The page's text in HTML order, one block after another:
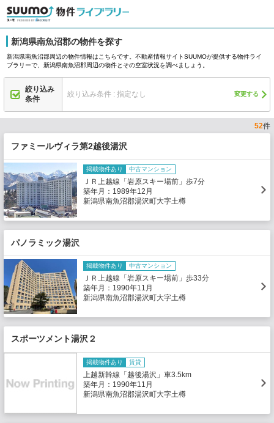
新潟県南魚沼郡の物件を探す
新潟県南魚沼郡周辺の物件情報はこちらです。不動産情報サイトSUUMOが提供する物件ライ
ブラリーで、新潟県南魚沼郡周辺の物件とその空室状況を調べましょう。
絞り込み
条件
絞り込み条件 : 指定なし 変更する
52件
ファミールヴィラ第2越後湯沢
掲載物件あり 中古マンション
ＪＲ上越線「岩原スキー場前」歩7分
築年月：1989年12月
新潟県南魚沼郡湯沢町大字土樽
パノラミック湯沢
掲載物件あり 中古マンション
ＪＲ上越線「岩原スキー場前」歩33分
築年月：1990年11月
新潟県南魚沼郡湯沢町大字土樽
スポーツメント湯沢２
掲載物件あり 賃貸
上越新幹線「越後湯沢」車3.5km
築年月：1990年11月
新潟県南魚沼郡湯沢町大字土樽